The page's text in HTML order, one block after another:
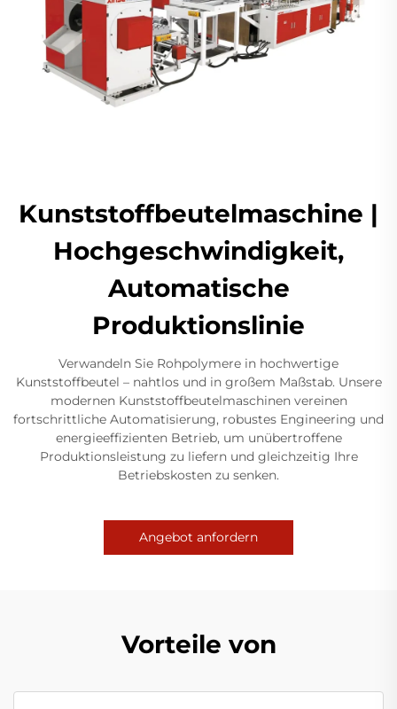
Kunststoffbeutelmaschine |
Hochgeschwindigkeit,
Automatische
Produktionslinie
Verwandeln Sie Rohpolymere in hochwertige
Kunststoffbeutel – nahtlos und in großem Maßstab. Unsere
modernen Kunststoffbeutelmaschinen vereinen
fortschrittliche Automatisierung, robustes Engineering und
energieeffizienten Betrieb, um unübertroffene
Produktionsleistung zu liefern und gleichzeitig Ihre
Betriebskosten zu senken.
Angebot anfordern
Vorteile von